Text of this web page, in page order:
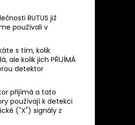
RUTUS již
používali v
s tím, kolik
ale kolik jich PŘIJÍMÁ
detektor
přijímá a tato
používají k detekci
("X") signály z